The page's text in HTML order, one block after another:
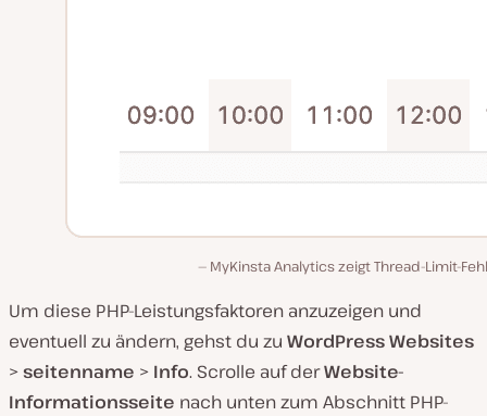
MyKinsta Analytics zeigt Thread-Limit-
Um diese PHP-Leistungsfaktoren anzuzeigen und
eventuell zu ändern, gehst du zu WordPress Websites
>seitenname > Info. Scrolle auf derWebsite-
Informationsseite nach unten zum Abschnitt PHP-